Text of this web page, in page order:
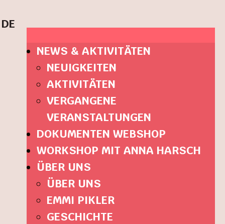
NEWS & AKTIVITÄTEN
NEUIGKEITEN
AKTIVITÄTEN
VERGANGENE
VERANSTALTUNGEN
DOKUMENTEN WEBSHOP
WORKSHOP MIT ANNA HARSCH
ÜBER UNS
ÜBER UNS
EMMI PIKLER
GESCHICHTE
DE